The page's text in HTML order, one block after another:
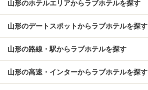
山形のホテルエリアからラブホテルを探す
山形のデートスポットからラブホテルを探す
山形の路線・駅からラブホテルを探す
山形の高速・インターからラブホテルを探す